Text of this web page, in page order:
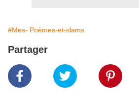
#Mes- Poèmes-et-slams
Partager